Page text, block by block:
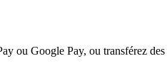
ou Google Pay, ou transférez